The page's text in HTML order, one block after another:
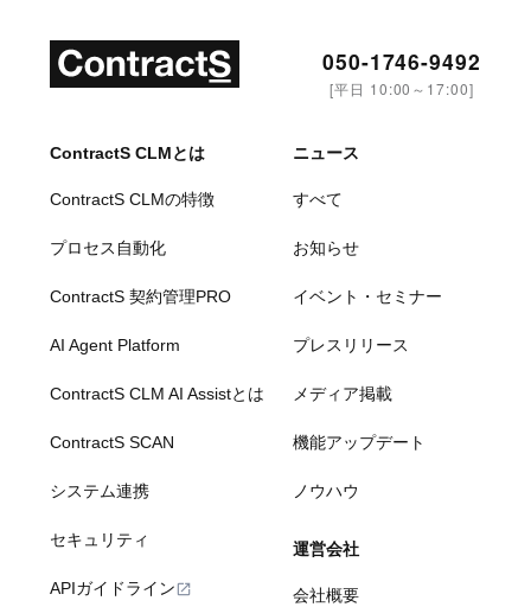
050-1746-9492
[平日 10:00～17:00]
ContractS CLMとは
ContractS CLMの特徴
プロセス自動化
ContractS 契約管理PRO
AI Agent Platform
ContractS CLM AI Assistとは
ContractS SCAN
システム連携
セキュリティ
APIガイドライン
ニュース
すべて
お知らせ
イベント・セミナー
プレスリリース
メディア掲載
機能アップデート
ノウハウ
運営会社
会社概要